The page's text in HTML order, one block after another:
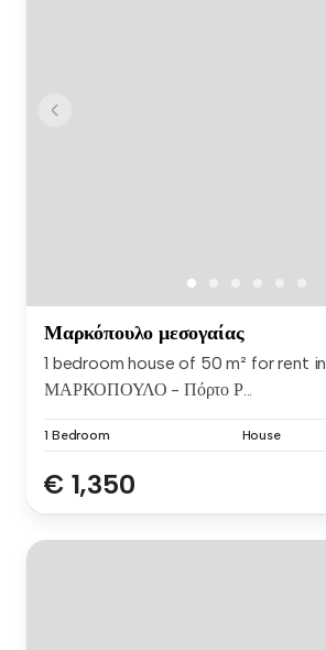
Μαρκόπουλο μεσογαίας
1 bedroom house of 50 m² for rent in
ΜΑΡΚΟΠΟΥΛΟ - Πόρτο Ρ...
1 Bedroom House
€ 1,350